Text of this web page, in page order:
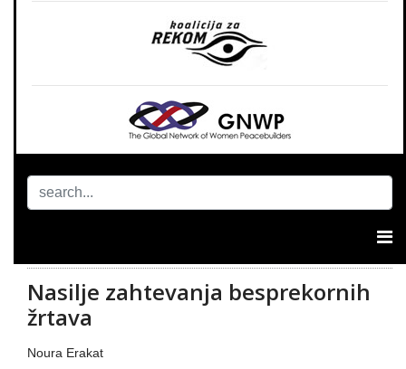
Nasilje zahtevanja besprekornih
žrtava
Noura Erakat